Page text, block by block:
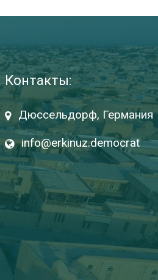
Контакты:
Дюссельдорф, Германия
info@erkinuz.democrat